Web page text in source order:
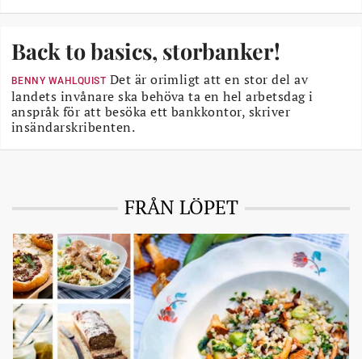
Back to basics, storbanker!
BENNY WAHLQUIST Det är orimligt att en stor del av
landets invånare ska behöva ta en hel arbetsdag i
anspråk för att besöka ett bankkontor, skriver
insändarskribenten.
FRÅN LÖPET